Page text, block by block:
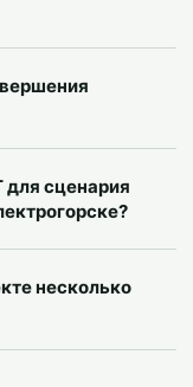
для сценария
несколько